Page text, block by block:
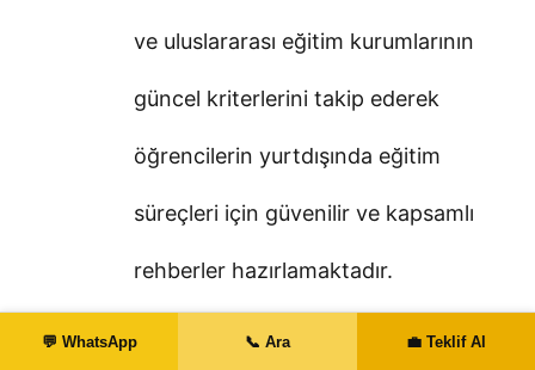
ve uluslararası eğitim kurumlarının
güncel kriterlerini takip ederek
öğrencilerin yurtdışında eğitim
süreçleri için güvenilir ve kapsamlı
rehberler hazırlamaktadır.
💬 WhatsApp 📞 Ara 💼 Teklif Al